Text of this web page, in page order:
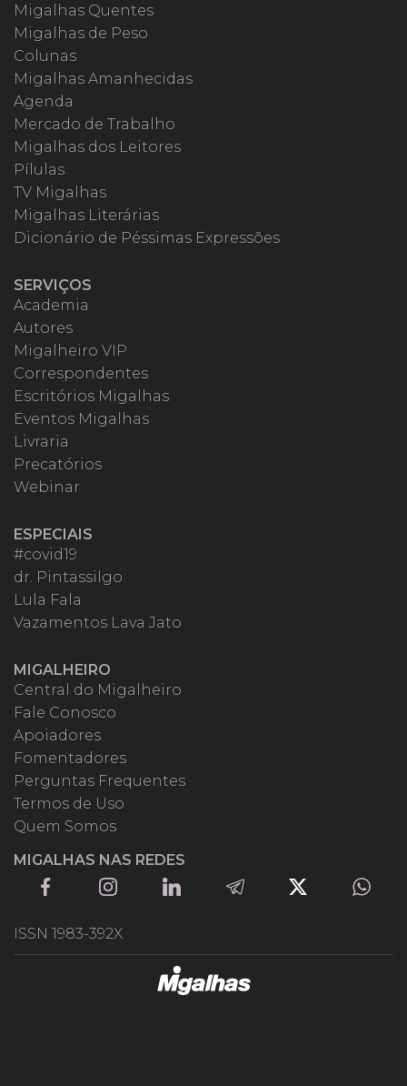
Migalhas Quentes
Migalhas de Peso
Colunas
Migalhas Amanhecidas
Agenda
Mercado de Trabalho
Migalhas dos Leitores
Pílulas
TV Migalhas
Migalhas Literárias
Dicionário de Péssimas Expressões
SERVIÇOS
Academia
Autores
Migalheiro VIP
Correspondentes
Escritórios Migalhas
Eventos Migalhas
Livraria
Precatórios
Webinar
ESPECIAIS
#covid19
dr. Pintassilgo
Lula Fala
Vazamentos Lava Jato
MIGALHEIRO
Central do Migalheiro
Fale Conosco
Apoiadores
Fomentadores
Perguntas Frequentes
Termos de Uso
Quem Somos
MIGALHAS NAS REDES
ISSN 1983-392X